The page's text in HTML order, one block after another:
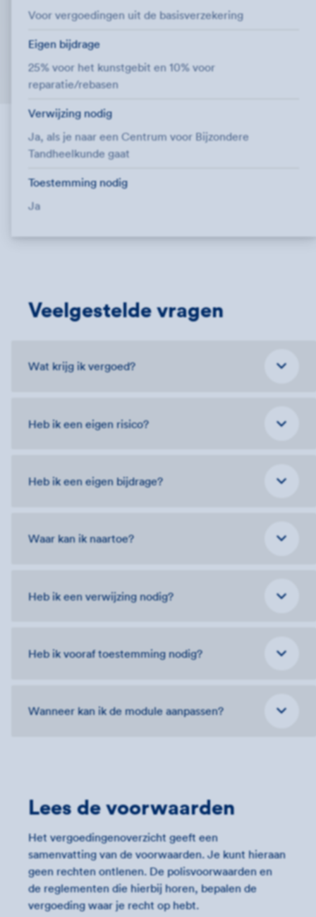
Voor vergoedingen uit de basisverzekering
Eigen bijdrage
25% voor het kunstgebit en 10% voor
reparatie/rebasen
Verwijzing nodig
Ja, als je naar een Centrum voor Bijzondere
Tandheelkunde gaat
Toestemming nodig
Ja
Veelgestelde vragen
Wat krijg ik vergoed?
Heb ik een eigen risico?
Heb ik een eigen bijdrage?
Waar kan ik naartoe?
Heb ik een verwijzing nodig?
Heb ik vooraf toestemming nodig?
Wanneer kan ik de module aanpassen?
Lees de voorwaarden
Het vergoedingenoverzicht geeft een
samenvatting van de voorwaarden. Je kunt hieraan
geen rechten ontlenen. De polisvoorwaarden en
de reglementen die hierbij horen, bepalen de
vergoeding waar je recht op hebt.